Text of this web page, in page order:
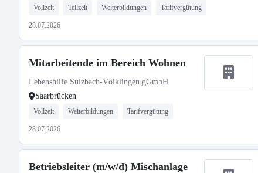
Vollzeit Teilzeit Weiterbildungen Tarifvergütung
28.07.2026
Mitarbeitende im Bereich Wohnen
Lebenshilfe Sulzbach-Völklingen gGmbH
Saarbrücken
Vollzeit Weiterbildungen Tarifvergütung
28.07.2026
Betriebsleiter (m/w/d) Mischanlage